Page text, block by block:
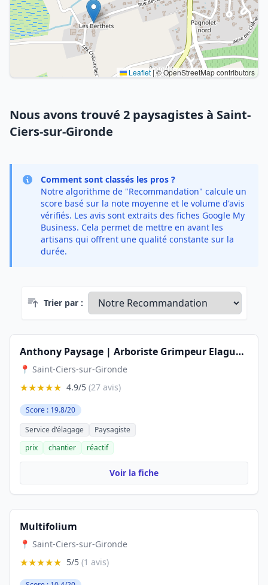
Leaflet |© OpenStreetMap contributors
Nous avons trouvé 2 paysagistes à Saint-
Ciers-sur-Gironde
Comment sont classés les pros ?
Notre algorithme de "Recommandation" calcule un
score basé sur la note moyenne et le volume d'avis
vérifiés. Les avis sont extraits des fiches Google My
Business. Cela permet de mettre en avant les
artisans qui offrent une qualité constante sur la
durée.
Trier par :
Anthony Paysage | Arboriste Grimpeur Elagueur Paysagiste Jardinier Espaces Verts
📍 Saint-Ciers-sur-Gironde
★★★★★ 4.9/5 (27 avis)
Score : 19.8/20
Service d'élagage
Paysagiste
prix
chantier réactif
Voir la fiche
Multifolium
📍 Saint-Ciers-sur-Gironde
★★★★★ 5/5 (1 avis)